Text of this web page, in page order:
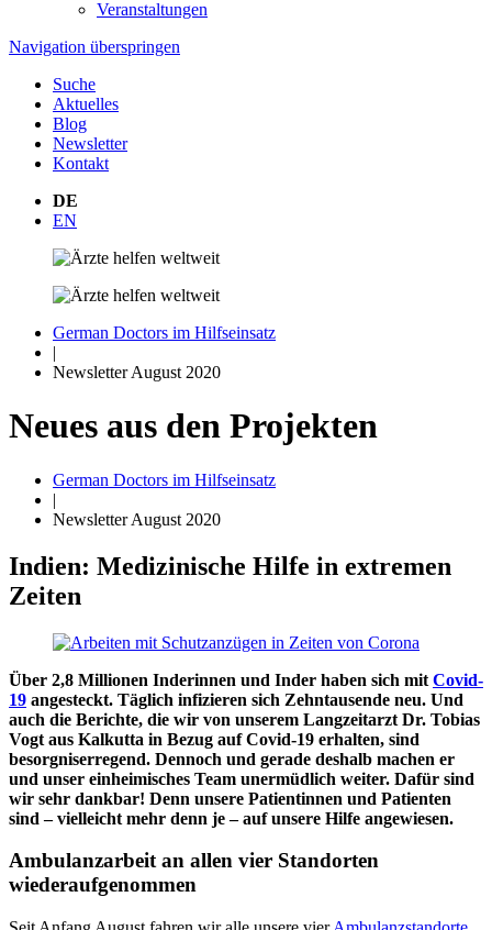
Veranstaltungen
Navigation überspringen
Suche
Aktuelles
Blog
Newsletter
Kontakt
DE
EN
German Doctors im Hilfseinsatz
|
Newsletter August 2020
Neues aus den Projekten
German Doctors im Hilfseinsatz
|
Newsletter August 2020
Indien: Medizinische Hilfe in extremen
Zeiten
Über 2,8 Millionen Inderinnen und Inder haben sich mit Covid-
19 angesteckt. Täglich infizieren sich Zehntausende neu. Und
auch die Berichte, die wir von unserem Langzeitarzt Dr. Tobias
Vogt aus Kalkutta in Bezug auf Covid-19 erhalten, sind
besorgniserregend. Dennoch und gerade deshalb machen er
und unser einheimisches Team unermüdlich weiter. Dafür sind
wir sehr dankbar! Denn unsere Patientinnen und Patienten
sind – vielleicht mehr denn je – auf unsere Hilfe angewiesen.
Ambulanzarbeit an allen vier Standorten
wiederaufgenommen